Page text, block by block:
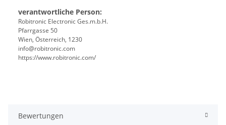
verantwortliche Person:
Robitronic Electronic Ges.m.b.H.
Pfarrgasse 50
Wien, Österreich, 1230
info@robitronic.com
https://www.robitronic.com/
Bewertungen